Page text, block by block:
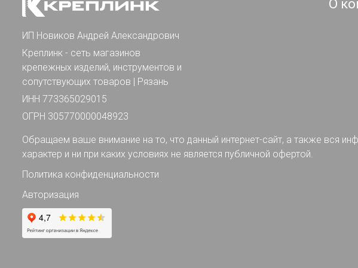
ИП Новиков Андрей Александрович
Креплинк - сеть магазинов
крепежных изделий, инструментов и
сопутствующих товаров | Рязань
ИНН 773365029015
ОГРН 305770000048923
О
Обращаем ваше внимание на то, что данный интернет-сайт, а также вся
характер и ни при каких условиях не является публичной офертой.
Политика конфиденциальности
Авторизация